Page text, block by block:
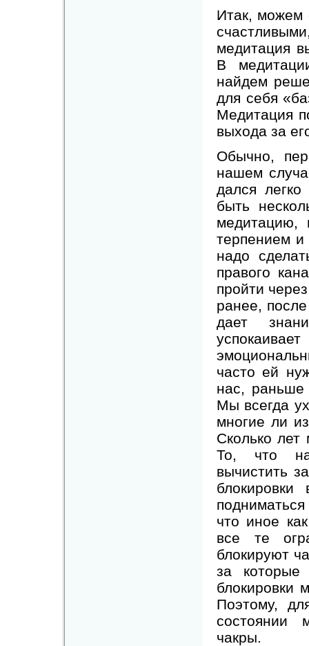
Итак, можем
медитация
В
найдем
для себя
Медитация
выхода за
Обычно,
нашем
дался
быть
медитацию,
терпением и
надо
правого
пройти
ранее,
дает
часто ей
нас, раньше
Мы всегда
многие ли
Сколько
То, что
вычистить
что иное
все те
блокируют
за
блокировки
Поэтому,
состоянии
чакры.